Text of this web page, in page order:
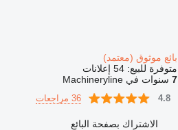
بائع موثوق (معتمد)
متوفرة للبيع: 54 إعلانات
7سنوات في Machineryline
4.8 36 مراجعات
الاشتراك بصفحة البائع